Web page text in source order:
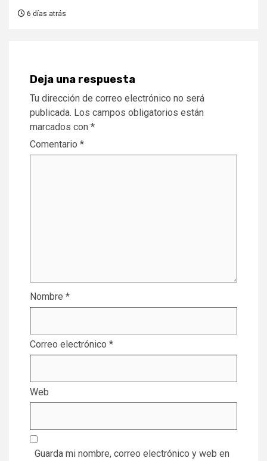
6 días atrás
Deja una respuesta
Tu dirección de correo electrónico no será
publicada. Los campos obligatorios están
marcados con *
Comentario *
Nombre *
Correo electrónico *
Web
Guarda mi nombre, correo electrónico y web en